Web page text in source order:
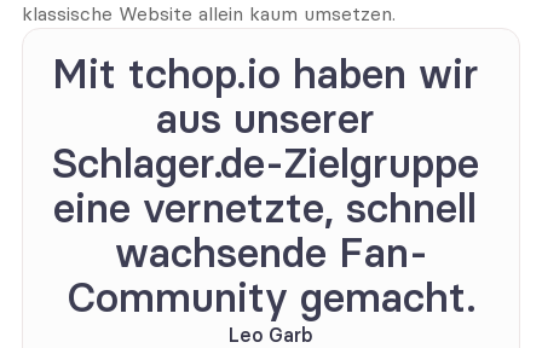
klassische Website allein kaum umsetzen.
Mit tchop.io haben wir
aus unserer
Schlager.de-Zielgruppe
eine vernetzte, schnell
wachsende Fan-
Community gemacht.
Leo Garb